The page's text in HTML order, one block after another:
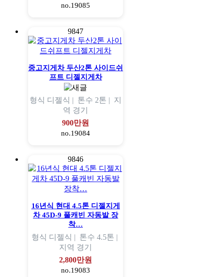
no.19085
9847
중고지게차 두산2톤 사이드쉬
프트 디젤지게차
형식 디젤식 | 톤수 2톤 | 지
역 경기
900만원
no.19084
9846
16년식 현대 4.5톤 디젤지게
차 45D-9 풀캐빈 자동발 장
착…
형식 디젤식 | 톤수 4.5톤 |
지역 경기
2,800만원
no.19083